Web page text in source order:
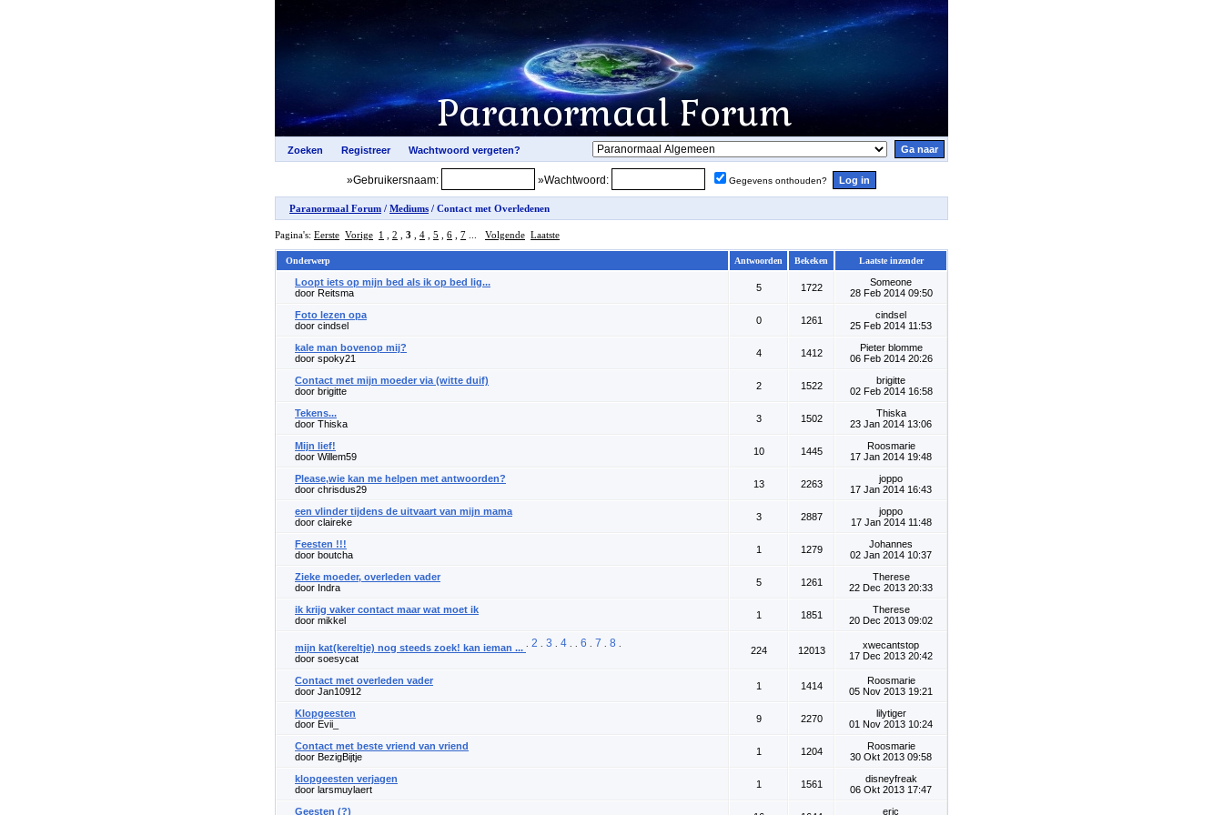
»Gebruikersnaam: »Wachtwoord: Gegevens onthouden?
Paranormaal Forum / Mediums / Contact met Overledenen
Pagina's: Eerste Vorige 1 2 3 4 5 6 7 Volgende Laatste
Onderwerp Antwoorden Bekeken Laatste inzender
Loopt iets op mijn bed als ik op bed lig...
door Reitsma
5 1722
Someone
28 Feb 2014 09:50
Foto lezen opa
door cindsel
0 1261
cindsel
25 Feb 2014 11:53
kale man bovenop mij?
door spoky21
4 1412
Pieter blomme
06 Feb 2014 20:26
Contact met mijn moeder via (witte duif)
door brigitte
2 1522
brigitte
02 Feb 2014 16:58
Tekens...
door Thiska
3 1502
Thiska
23 Jan 2014 13:06
Mijn lief!
door Willem59
10 1445
Roosmarie
17 Jan 2014 19:48
Please,wie kan me helpen met antwoorden?
door chrisdus29
13 2263
joppo
17 Jan 2014 16:43
een vlinder tijdens de uitvaart van mijn mama
door claireke
3 2887
joppo
17 Jan 2014 11:48
Feesten !!!
door boutcha
1 1279
Johannes
02 Jan 2014 10:37
Zieke moeder, overleden vader
door Indra
5 1261
Therese
22 Dec 2013 20:33
ik krijg vaker contact maar wat moet ik
door mikkel
1 1851
Therese
20 Dec 2013 09:02
mijn kat(kereltje) nog steeds zoek! kan ieman ... . 2 . 3 . 4 . . 6 . 7 . 8 .
door soesycat
224 12013
xwecantstop
17 Dec 2013 20:42
Contact met overleden vader
door Jan10912
1 1414
Roosmarie
05 Nov 2013 19:21
Klopgeesten
door Evii_
9 2270
lilytiger
01 Nov 2013 10:24
Contact met beste vriend van vriend
door BezigBijtje
1 1204
Roosmarie
30 Okt 2013 09:58
klopgeesten verjagen
door larsmuylaert
1 1561
disneyfreak
06 Okt 2013 17:47
Geesten (?)
eric